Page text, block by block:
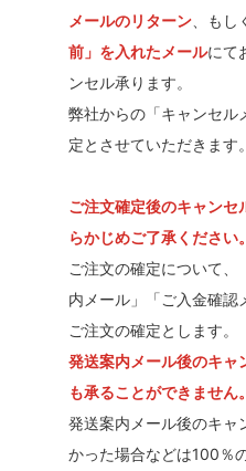
メールのリターン 、もし
前」を入れたメールにて
ンセル承ります。
弊社からの「キャンセル
定とさせていただきます。
ご注文確定後のキャンセ
らかじめご了承ください。
ご注文の確定について、
内メール」「ご入金確認
ご注文の確定とします。
発送案内メール後のキャ
も承ることができません。
発送案内メール後のキャ
かった場合などは100％